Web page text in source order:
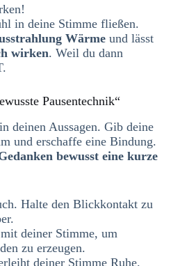
in deine Stimme fließen.
Wärme und lässt
wirken. Weil du dann
Pausentechnik“
deinen Aussagen. Gib deine
und erschaffe eine Bindung.
bewusst eine kurze
Halte den Blickkontakt zu
deiner Stimme, um
zu erzeugen.
deiner Stimme Ruhe.